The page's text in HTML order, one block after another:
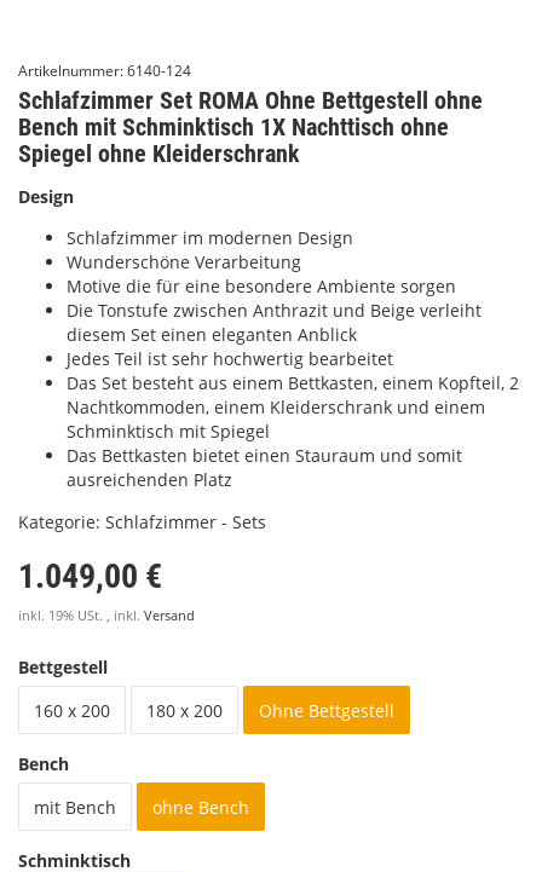
Artikelnummer:6140-124
Schlafzimmer Set ROMA Ohne Bettgestell ohne
Bench mit Schminktisch 1X Nachttisch ohne
Spiegel ohne Kleiderschrank
Design
Schlafzimmer im modernen Design
Wunderschöne Verarbeitung
Motive die für eine besondere Ambiente sorgen
Die Tonstufe zwischen Anthrazit und Beige verleiht
diesem Set einen eleganten Anblick
Jedes Teil ist sehr hochwertig bearbeitet
Das Set besteht aus einem Bettkasten, einem Kopfteil, 2
Nachtkommoden, einem Kleiderschrank und einem
Schminktisch mit Spiegel
Das Bettkasten bietet einen Stauraum und somit
ausreichenden Platz
Kategorie: Schlafzimmer - Sets
1.049,00 €
inkl. 19% USt. , inkl. Versand
Bettgestell
160 x 200
180 x 200 Ohne Bettgestell
Bench
mit Bench
ohne Bench
Schminktisch